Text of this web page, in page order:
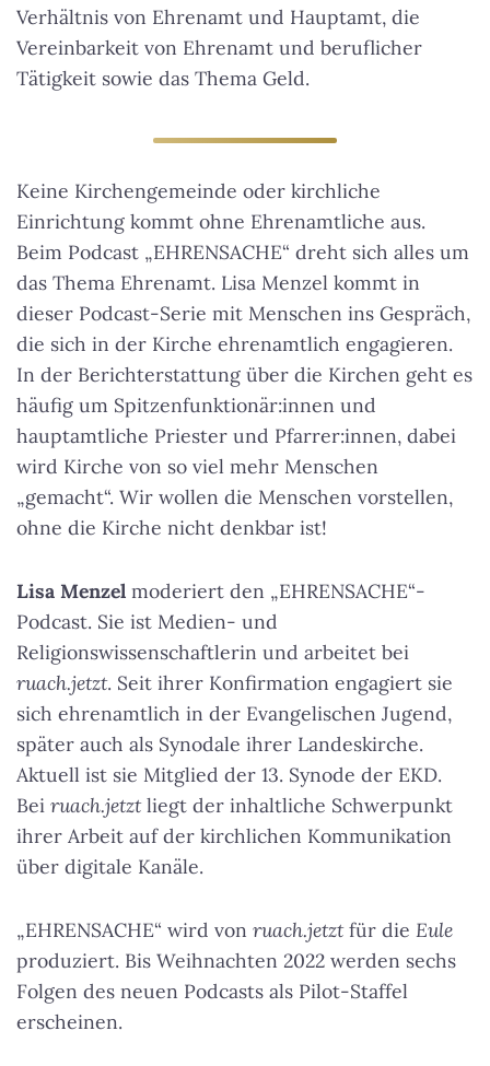
Verhältnis von Ehrenamt und Hauptamt, die
Vereinbarkeit von Ehrenamt und beruflicher
Tätigkeit sowie das Thema Geld.
Keine Kirchengemeinde oder kirchliche
Einrichtung kommt ohne Ehrenamtliche aus.
Beim Podcast „EHRENSACHE“ dreht sich alles um
das Thema Ehrenamt. Lisa Menzel kommt in
dieser Podcast-Serie mit Menschen ins Gespräch,
die sich in der Kirche ehrenamtlich engagieren.
In der Berichterstattung über die Kirchen geht es
häufig um Spitzenfunktionär:innen und
hauptamtliche Priester und Pfarrer:innen, dabei
wird Kirche von so viel mehr Menschen
„gemacht“. Wir wollen die Menschen vorstellen,
ohne die Kirche nicht denkbar ist!
Lisa Menzel moderiert den „EHRENSACHE“-
Podcast. Sie ist Medien- und
Religionswissenschaftlerin und arbeitet bei
ruach.jetzt. Seit ihrer Konfirmation engagiert sie
sich ehrenamtlich in der Evangelischen Jugend,
später auch als Synodale ihrer Landeskirche.
Aktuell ist sie Mitglied der 13. Synode der EKD.
Bei ruach.jetztliegt der inhaltliche Schwerpunkt
ihrer Arbeit auf der kirchlichen Kommunikation
über digitale Kanäle.
„EHRENSACHE“ wird von ruach.jetztfür die Eule
produziert. Bis Weihnachten 2022 werden sechs
Folgen des neuen Podcasts als Pilot-Staffel
erscheinen.